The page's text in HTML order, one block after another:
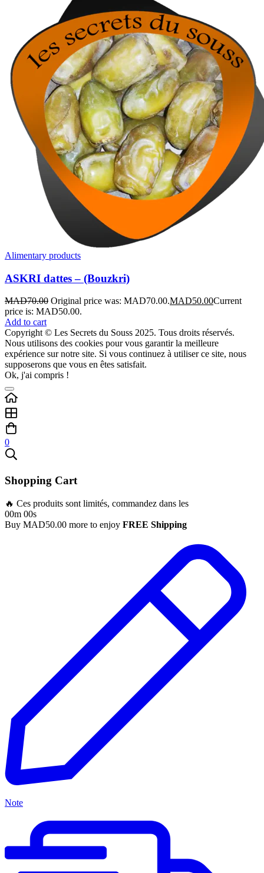
Alimentary products
ASKRI dattes – (Bouzkri)
MAD70.00 Original price was: MAD70.00.MAD50.00Current
price is: MAD50.00.
Add to cart
Copyright © Les Secrets du Souss 2025. Tous droits réservés.
Nous utilisons des cookies pour vous garantir la meilleure
expérience sur notre site. Si vous continuez à utiliser ce site, nous
supposerons que vous en êtes satisfait.
Ok, j'ai compris !
0
Shopping Cart
🔥 Ces produits sont limités, commandez dans les
00m 00s
Buy MAD50.00 more to enjoy FREE Shipping
Note